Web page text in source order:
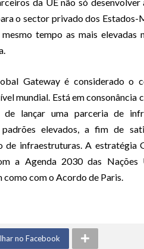
o sector privado dos
mesmo tempo as mais
Gateway é considerado
mundial. Está em
lançar uma parceria de
elevados, a fim de
de infraestruturas. A estratégia
a Agenda 2030 das Nações
como com o Acordo de Paris.
no Facebook